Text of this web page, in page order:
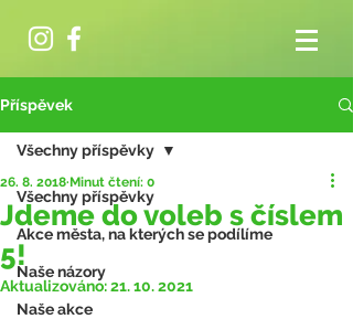
Příspěvek
Všechny příspěvky
Akce města, na kterých se podílíme
Naše názory
Naše akce
Všechny příspěvky
Jdeme do voleb s číslem
5!
26. 8. 2018 Minut čtení: 0
Aktualizováno:21. 10. 2021